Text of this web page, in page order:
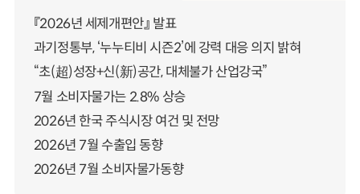
『2026년 세제개편안』 발표
과기정통부, ‘누누티비 시즌2’에 강력 대응 의지 밝혀
“초(超)성장+신(新)공간, 대체불가 산업강국”
7월 소비자물가는 2.8% 상승
2026년 한국 주식시장 여건 및 전망
2026년 7월 수출입 동향
2026년 7월 소비자물가동향